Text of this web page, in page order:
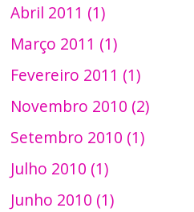
Abril 2011 (1)
Março 2011 (1)
Fevereiro 2011 (1)
Novembro 2010 (2)
Setembro 2010 (1)
Julho 2010 (1)
Junho 2010 (1)